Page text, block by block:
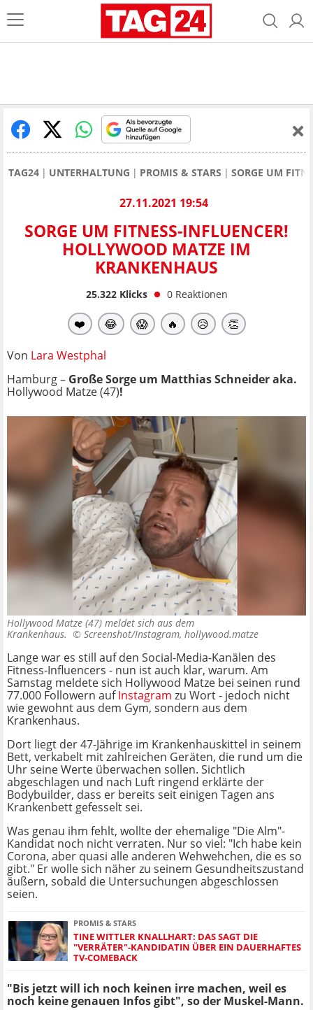
TAG24 UNTERHALTUNG PROMIS & STARS SORGE UM
27.11.2021 19:54
SORGE UM FITNESS-INFLUENCER!
HOLLYWOOD MATZE IM
KRANKENHAUS
25.322Klicks 0 Reaktionen
❤️ 😂 😱 🔥 😥 👏
Von Lara Westphal
Hamburg – Große Sorge um Matthias Schneider aka.
Hollywood Matze (47)!
Hollywood Matze (47) meldet sich aus dem
Krankenhaus. © Screenshot/Instagram, hollywood.matze
Lange war es still auf den Social-Media-Kanälen des
Fitness-Influencers - nun ist auch klar, warum. Am
Samstag meldete sich Hollywood Matze bei seinen rund
77.000 Followern aufInstagram zu Wort - jedoch nicht
wie gewohnt aus dem Gym, sondern aus dem
Krankenhaus.
Dort liegt der 47-Jährige im Krankenhauskittel in seinem
Bett, verkabelt mit zahlreichen Geräten, die rund um die
Uhr seine Werte überwachen sollen. Sichtlich
abgeschlagen und nach Luft ringend erklärte der
Bodybuilder, dass er bereits seit einigen Tagen ans
Krankenbett gefesselt sei.
Was genau ihm fehlt, wollte der ehemalige "Die Alm"-
Kandidat noch nicht verraten. Nur so viel: "Ich habe kein
Corona, aber quasi alle anderen Wehwehchen, die es so
gibt." Er wolle sich näher zu seinem Gesundheitszustand
äußern, sobald die Untersuchungen abgeschlossen
seien.
PROMIS & STARS
TINE WITTLER KNALLHART: DAS SAGT DIE
"VERRÄTER"-KANDIDATIN ÜBER EIN DAUERHAFTES
TV-COMEBACK
"Bis jetzt will ich noch keinen irre machen, weil es
noch keine genauen Infos gibt", so der Muskel-Mann.